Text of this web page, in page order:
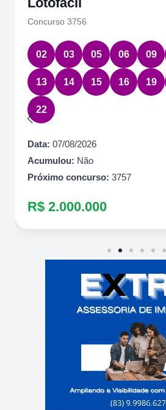
Concurso 3756
02 03 05 06 09
13 14 15 16 19
22
Data: 07/08/2026
Acumulou: Não
Próximo concurso: 3757
R$ 2.000.000